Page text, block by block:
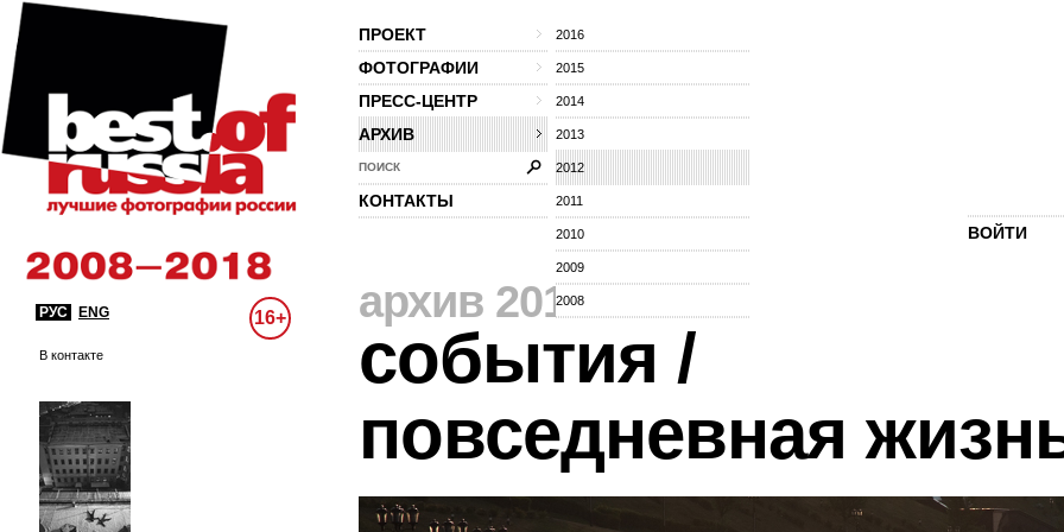
ПРОЕКТ
ФОТОГРАФИИ
ПРЕСС-ЦЕНТР
АРХИВ
2016
2015
2014
2013
2012
2011
2010
2009
2008
ПОИСК
КОНТАКТЫ
ВОЙТИ
РУС ENG 16+
В контакте
архив 2012⁄
события /
повседневная